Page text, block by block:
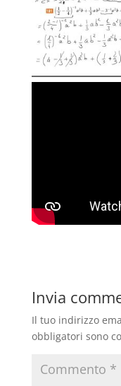
Invia
Il tuo indirizzo
obbligatori sono